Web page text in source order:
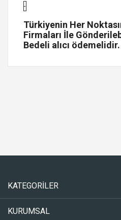
-
Türkiyenin Her
Firmaları İle
Bedeli alıcı ödemelidir.
KATEGORİLER
KURUMSAL